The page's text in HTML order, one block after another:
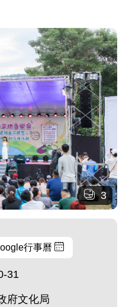
3
行事曆
31
府文化局